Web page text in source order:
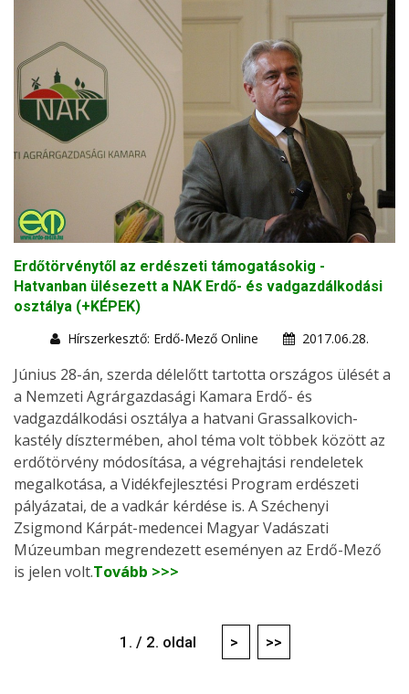
Erdőtörvénytől az erdészeti támogatásokig -
Hatvanban ülésezett a NAK Erdő- és vadgazdálkodási
osztálya (+KÉPEK)
Hírszerkesztő: Erdő-Mező Online
2017.06.28.
Június 28-án, szerda délelőtt tartotta országos ülését a
a Nemzeti Agrárgazdasági Kamara Erdő- és
vadgazdálkodási osztálya a hatvani Grassalkovich-
kastély dísztermében, ahol téma volt többek között az
erdőtörvény módosítása, a végrehajtási rendeletek
megalkotása, a Vidékfejlesztési Program erdészeti
pályázatai, de a vadkár kérdése is. A Széchenyi
Zsigmond Kárpát-medencei Magyar Vadászati
Múzeumban megrendezett eseményen az Erdő-Mező
is jelen volt.Tovább >>>
1. / 2. oldal > >>